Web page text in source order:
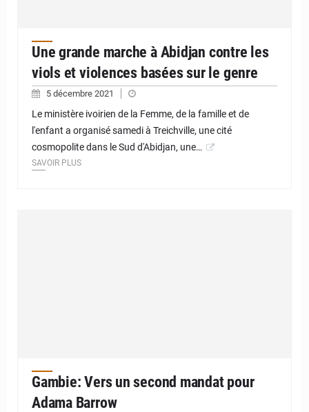
Une grande marche à Abidjan contre les
viols et violences basées sur le genre
5 décembre 2021
Le ministère ivoirien de la Femme, de la famille et de
l'enfant a organisé samedi à Treichville, une cité
cosmopolite dans le Sud d'Abidjan, une…
SAVOIR PLUS
Gambie: Vers un second mandat pour
Adama Barrow